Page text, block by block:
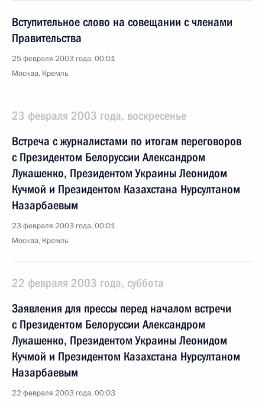
Вступительное слово на совещании с членами
Правительства
25 февраля 2003 года, 00:01
Москва, Кремль
23 февраля 2003 года, воскресенье
Встреча с журналистами по итогам переговоров
с Президентом Белоруссии Александром
Лукашенко, Президентом Украины Леонидом
Кучмой и Президентом Казахстана Нурсултаном
Назарбаевым
23 февраля 2003 года, 00:01
Москва, Кремль
22 февраля 2003 года, суббота
Заявления для прессы перед началом встречи
с Президентом Белоруссии Александром
Лукашенко, Президентом Украины Леонидом
Кучмой и Президентом Казахстана Нурсултаном
Назарбаевым
22 февраля 2003 года, 00:03